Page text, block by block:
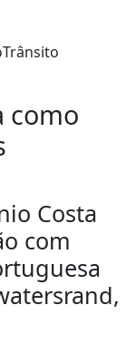
Trânsito
como
Costa
com